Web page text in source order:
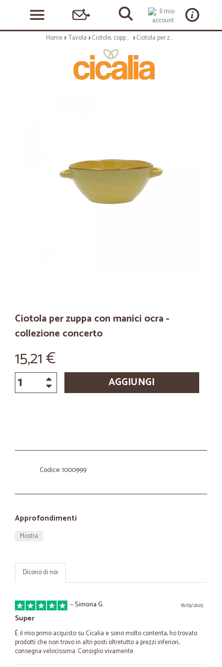
Home Tavola Ciotole, coppette ed insalatiere Ciotola per zuppa con manici ocra - collezione concerto
Ciotola per zuppa con manici ocra -
collezione concerto
15,21 €
AGGIUNGI
Codice: 1000999
Approfondimenti
Mostra
Dicono di noi
18/03/2025
—Simona G.
Super
È il mio primo acquisto su Cicalia e sono molto contenta, ho trovato
prodotti che non trovo in altri posti oltretutto a prezzi inferiori,
consegna velocissima. Consiglio vivamente.